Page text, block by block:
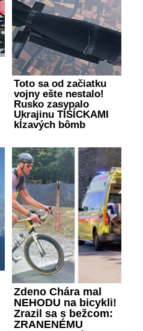
Toto sa od začiatku
vojny ešte nestalo!
Rusko zasypalo
Ukrajinu TISÍCKAMI
kĺzavých bômb
Zdeno Chára mal
NEHODU na bicykli!
Zrazil sa s bežcom:
ZRANENÉMU